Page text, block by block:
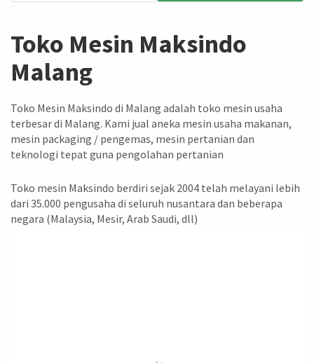
Toko Mesin Maksindo
Malang
Toko Mesin Maksindo di Malang adalah toko mesin usaha
terbesar di Malang. Kami jual aneka mesin usaha makanan,
mesin packaging / pengemas, mesin pertanian dan
teknologi tepat guna pengolahan pertanian
Toko mesin Maksindo berdiri sejak 2004 telah melayani lebih
dari 35.000 pengusaha di seluruh nusantara dan beberapa
negara (Malaysia, Mesir, Arab Saudi, dll)